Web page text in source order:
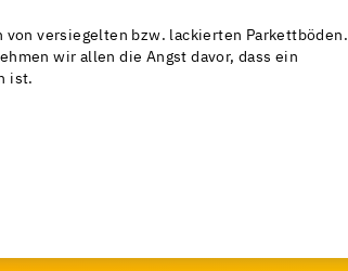
von versiegelten bzw. lackierten Parkettböden.
wir allen die Angst davor, dass ein
ist.